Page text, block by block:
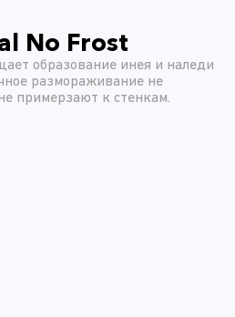
No Frost
образование инея и наледи
размораживание не
примерзают к стенкам.